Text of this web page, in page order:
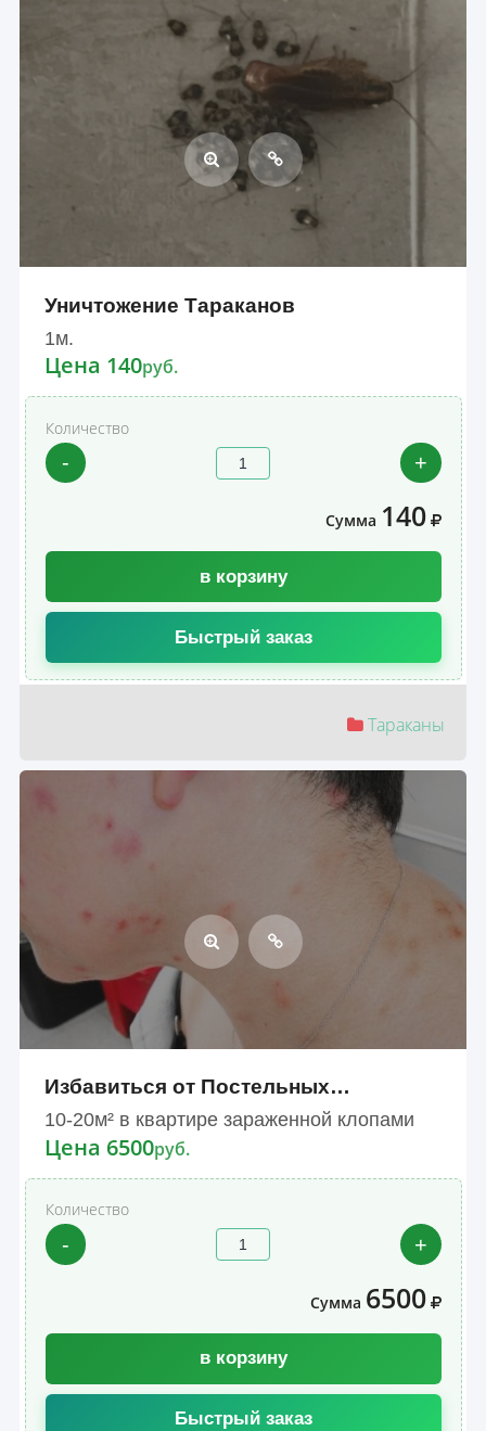
Уничтожение Тараканов
1м.
Цена 140руб.
Количество
- +
Сумма 140
в корзину
Быстрый заказ
Тараканы
Избавиться от Постельных…
10-20м² в квартире зараженной клопами
Цена 6500руб.
Количество
- +
Сумма 6500
в корзину
Быстрый заказ